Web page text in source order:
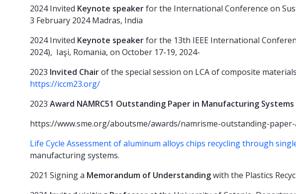
2024 Invited Keynote speakerfor the International Conference on
3 February 2024 Madras, India
2024 Invited Keynote speakerfor the 13th IEEE International
2024), Iaşi, Romania, on October 17-19, 2024-
2023 Invited Chairof the special session on LCA of composite
https://iccm23.org/
2023 Award NAMRC51 Outstanding Paper in Manufacturing Systems
https://www.sme.org/aboutsme/awards/namrisme-outstanding-
Life Cycle Assessment of aluminum alloys chips recycling through
manufacturing systems.
2021 Signinga Memorandum of Understandingwith the Plastics